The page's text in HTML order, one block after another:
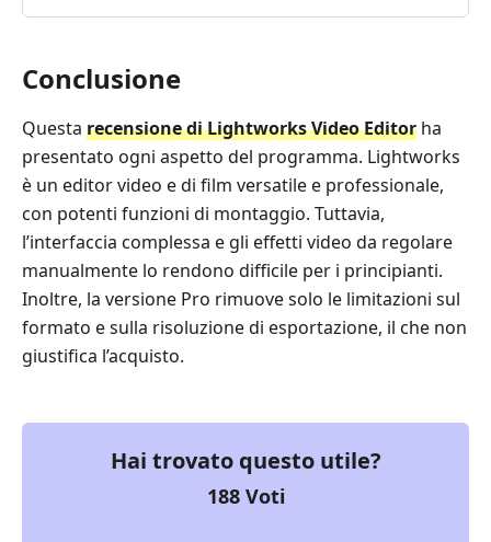
Conclusione
Questa recensione di Lightworks Video Editor ha
presentato ogni aspetto del programma. Lightworks
è un editor video e di film versatile e professionale,
con potenti funzioni di montaggio. Tuttavia,
l’interfaccia complessa e gli effetti video da regolare
manualmente lo rendono difficile per i principianti.
Inoltre, la versione Pro rimuove solo le limitazioni sul
formato e sulla risoluzione di esportazione, il che non
giustifica l’acquisto.
Hai trovato questo utile?
188Voti